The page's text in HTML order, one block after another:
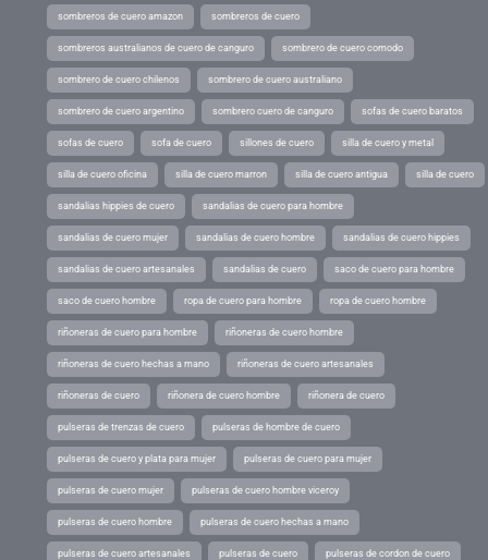
sombreros de cuero amazon sombreros de cuero
sombreros australianos de cuero de canguro sombrero de cuero comodo
sombrero de cuero chilenos sombrero de cuero australiano
sombrero de cuero argentino sombrero cuero de canguro sofas de cuero baratos
sofas de cuero sofa de cuero sillones de cuero silla de cuero y metal
silla de cuero oficina silla de cuero marron silla de cuero antigua silla de cuero
sandalias hippies de cuero sandalias de cuero para hombre
sandalias de cuero mujer sandalias de cuero hombre sandalias de cuero hippies
sandalias de cuero artesanales sandalias de cuero saco de cuero para hombre
saco de cuero hombre ropa de cuero para hombre ropa de cuero hombre
riñoneras de cuero para hombre riñoneras de cuero hombre
riñoneras de cuero hechas a mano riñoneras de cuero artesanales
riñoneras de cuero riñonera de cuero hombre riñonera de cuero
pulseras de trenzas de cuero pulseras de hombre de cuero
pulseras de cuero y plata para mujer pulseras de cuero para mujer
pulseras de cuero mujer pulseras de cuero hombre viceroy
pulseras de cuero hombre pulseras de cuero hechas a mano
pulseras de cuero artesanales pulseras de cuero pulseras de cordon de cuero